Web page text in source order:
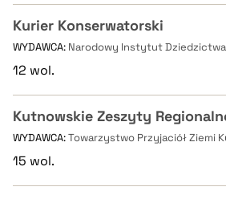
Kurier Konserwatorski
WYDAWCA: Narodowy Instytut Dziedzictwa
12 wol.
Kutnowskie Zeszyty
WYDAWCA:Towarzystwo Przyjaciół Ziemi
15 wol.